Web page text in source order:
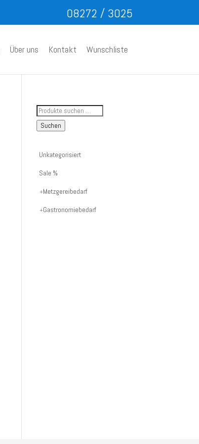
08272 / 3025
Über uns Kontakt Wunschliste
Suche
nach
oder
Produktname:
Suchen
Unkategorisiert
Sale %
Metzgereibedarf
Gastronomiebedarf